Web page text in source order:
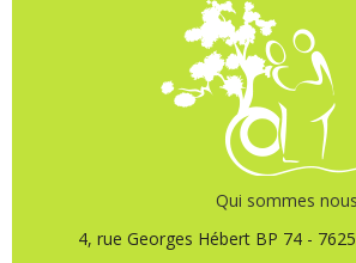
Qui sommes nous
4, rue Georges Hébert BP 74 -